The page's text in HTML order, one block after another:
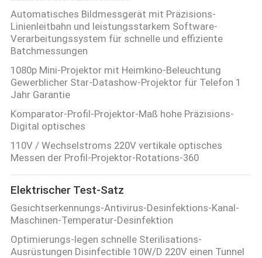
Automatisches Bildmessgerät mit Präzisions-
Linienleitbahn und leistungsstarkem Software-
Verarbeitungssystem für schnelle und effiziente
Batchmessungen
1080p Mini-Projektor mit Heimkino-Beleuchtung
Gewerblicher Star-Datashow-Projektor für Telefon 1
Jahr Garantie
Komparator-Profil-Projektor-Maß hohe Präzisions-
Digital optisches
110V / Wechselstroms 220V vertikale optisches
Messen der Profil-Projektor-Rotations-360
Elektrischer Test-Satz
Gesichtserkennungs-Antivirus-Desinfektions-Kanal-
Maschinen-Temperatur-Desinfektion
Optimierungs-legen schnelle Sterilisations-
Ausrüstungen Disinfectible 10W/D 220V einen Tunnel